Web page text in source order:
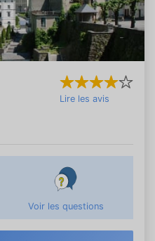
Lire les avis
Voir les questions